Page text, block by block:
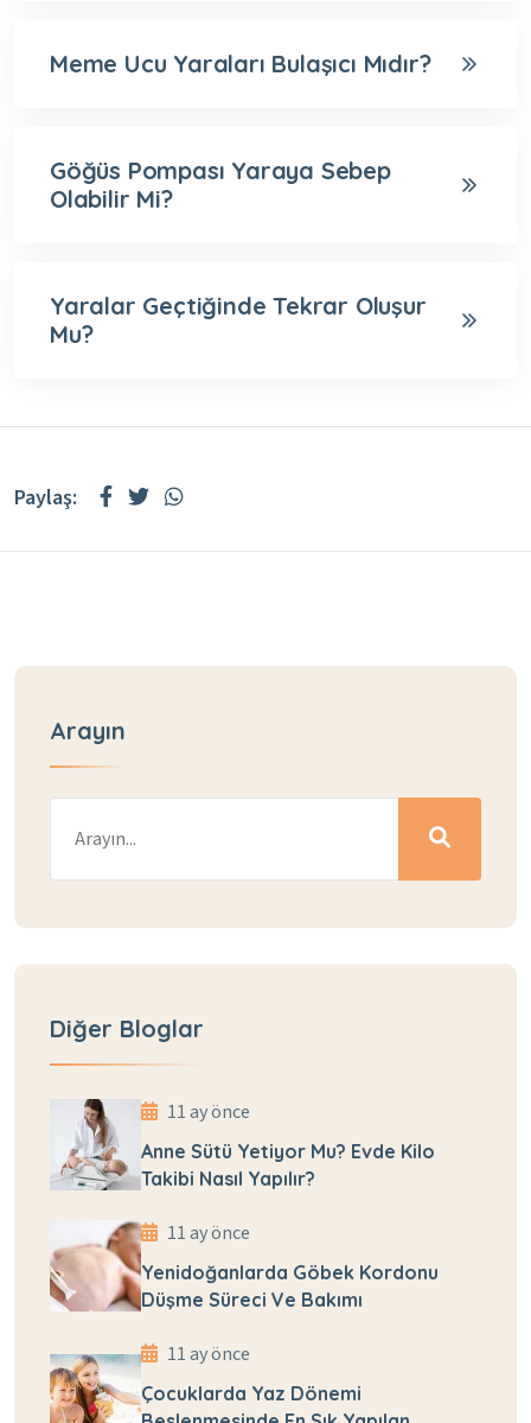
Meme Ucu Yaraları Bulaşıcı Mıdır?
Göğüs Pompası Yaraya Sebep
Olabilir Mi?
Yaralar Geçtiğinde Tekrar Oluşur
Mu?
Paylaş:
Arayın
Diğer Bloglar
11 ay önce
Anne Sütü Yetiyor Mu? Evde Kilo
Takibi Nasıl Yapılır?
11 ay önce
Yenidoğanlarda Göbek Kordonu
Düşme Süreci Ve Bakımı
11 ay önce
Çocuklarda Yaz Dönemi